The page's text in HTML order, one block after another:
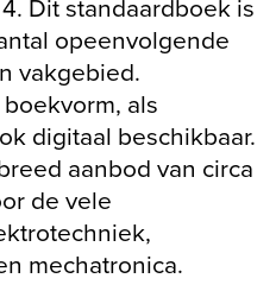
Dit standaardboek is
opeenvolgende
vakgebied.
als
digitaal beschikbaar.
aanbod van circa
de vele
mechatronica.